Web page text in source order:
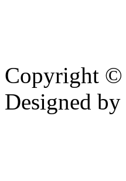
Copyright ©
Designed by